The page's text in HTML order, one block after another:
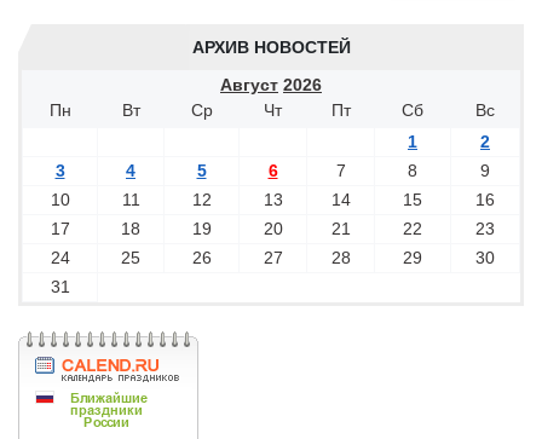
АРХИВ НОВОСТЕЙ
Август 2026
Пн
Вт Ср Чт Пт Сб
Вс
1
2
3
4 5 6 7 8
9
10
11 12 13 14 15
16
17
18 19 20 21 22
23
24
25 26 27 28 29
30
31